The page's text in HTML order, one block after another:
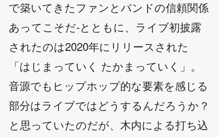
で築いてきたファンとバンドの信頼関係
あってこそだ-とともに、ライブ初披露
されたのは2020年にリリースされた
「はじまっていく たかまっていく」。
音源でもヒップホップ的な要素を感じる
部分はライブではどうするんだろうか？
と思っていたのだが、木内による打ち込